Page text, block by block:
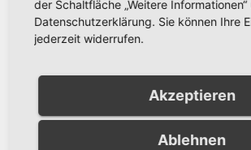
Mehrfamilienhaus in
Arnsberg: Polizei
HOCHSAUERLANDKREIS
der Schaltfläche „Weitere
Datenschutzerklärung. Sie können Ihre
jederzeit widerrufen.
Akzeptieren
Ablehnen